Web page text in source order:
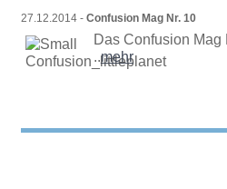
27.12.2014 - Confusion Mag Nr. 10
Das Confusion Mag
..mehr